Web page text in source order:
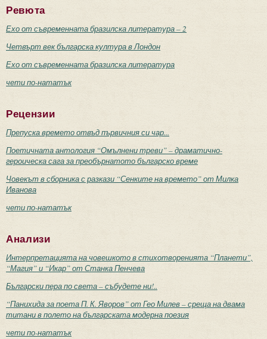
Ревюта
Ехо от съвременната бразилска литература – 2
Четвърт век българска култура в Лондон
Ехо от съвременната бразилска литература
чети по-нататък
Рецензии
Препуска времето отвъд първичния си чар...
Поетичната антология “Омълнени треви” – драматично-
героическа сага за преобърнатото българско време
Човекът в сборника с разкази “Сенките на времето” от Милка
Иванова
чети по-нататък
Анализи
Интерпретацията на човешкото в стихотворенията “Планети”,
“Магия” и “Икар” от Станка Пенчева
Български пера по света – събудете ни!..
“Панихида за поета П. К. Яворов” от Гео Милев – среща на двама
титани в полето на българската модерна поезия
чети по-нататък